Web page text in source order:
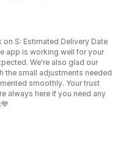
S: Estimated Delivery Date
app is working well for your
We're also glad our
the small adjustments needed
smoothly. Your trust
always here if you need any